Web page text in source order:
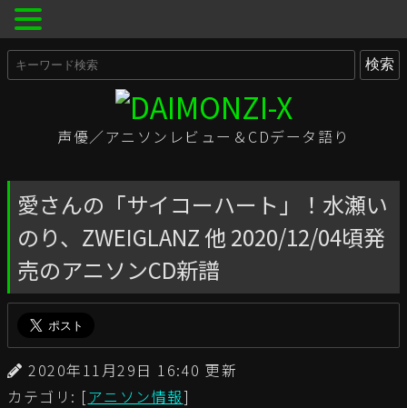
声優／アニソンレビュー＆CDデータ語り
愛さんの「サイコーハート」！水瀬い
のり、ZWEIGLANZ 他 2020/12/04頃発
売のアニソンCD新譜
2020年11月29日 16:40 更新
カテゴリ: [アニソン情報]